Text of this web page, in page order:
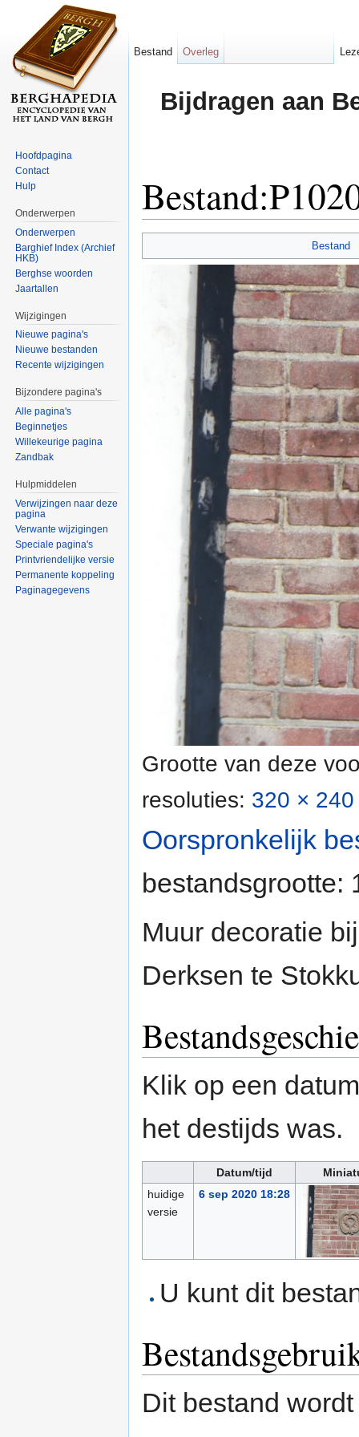
Bijdragen aan
Bestand
Grootte van deze
resoluties: 320 ×
Oorspronkelijk
bestandsgrootte:
Muur decoratie
Derksen te
Klik op een
het destijds was.
Datum/tijd
huidige
versie
6 sep 2020 18:28
U kunt dit
Dit bestand
Bestand Overleg
Hoofdpagina
Contact
Hulp
Onderwerpen
Onderwerpen
Barghief Index (Archief
HKB)
Berghse woorden
Jaartallen
Wijzigingen
Nieuwe pagina's
Nieuwe bestanden
Recente wijzigingen
Bijzondere pagina's
Alle pagina's
Beginnetjes
Willekeurige pagina
Zandbak
Hulpmiddelen
Verwijzingen naar deze
pagina
Verwante wijzigingen
Speciale pagina's
Printvriendelijke versie
Permanente koppeling
Paginagegevens